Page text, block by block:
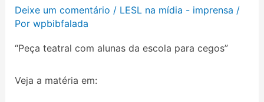
Deixe um comentário / LESL na mídia - imprensa /
Por wpbibfalada
“Peça teatral com alunas da escola para cegos”
Veja a matéria em: